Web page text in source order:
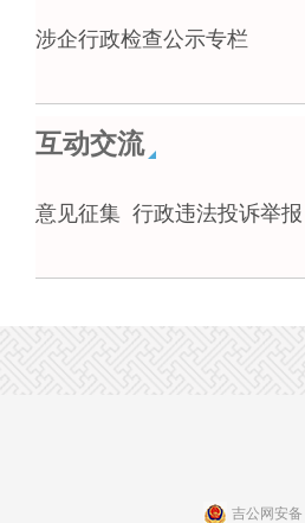
涉企行政检查公示专栏
互动交流
意见征集 行政违法投诉举报
吉公网安备